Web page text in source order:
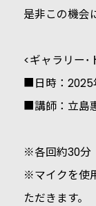
是非この機会
<ギャラリー･
■日時：2025
■講師：立島
※各回約30分
※マイクを使
ただきます。